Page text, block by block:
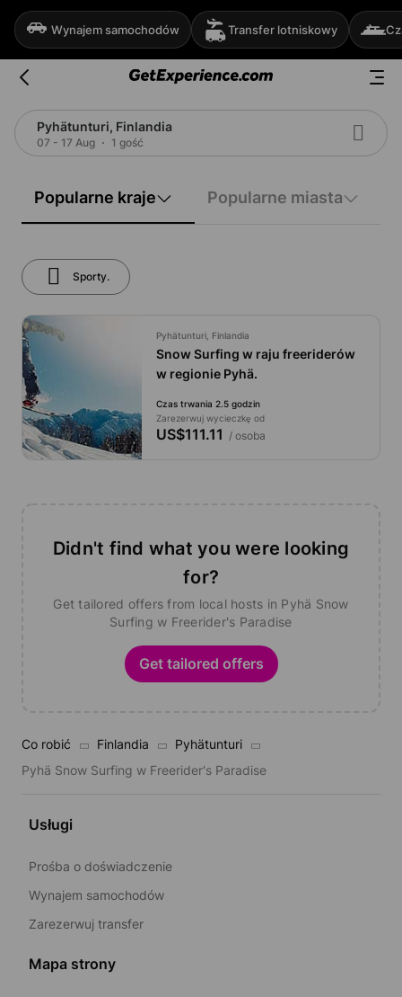
Wynajem samochodów Transfer lotniskowy
Pyhätunturi, Finlandia
07 - 17 Aug 1 gość
Popularne kraje Popularne miasta
Sporty.
Pyhätunturi, Finlandia
Snow Surfing w raju freeriderów
w regionie Pyhä.
Czas trwania 2.5 godzin
Zarezerwuj wycieczkę od
US$111.11 / osoba
Didn't find what you were looking
for?
Get tailored offers from local hosts in Pyhä Snow
Surfing w Freerider's Paradise
Get tailored offers
Co robić Finlandia
Pyhätunturi
Pyhä Snow Surfing w Freerider's Paradise
Usługi
Prośba o doświadczenie
Wynajem samochodów
Zarezerwuj transfer
Mapa strony